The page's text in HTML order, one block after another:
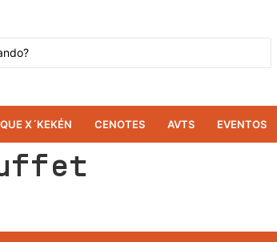
X´KEKÉN CENOTES AVTS EVENTOS